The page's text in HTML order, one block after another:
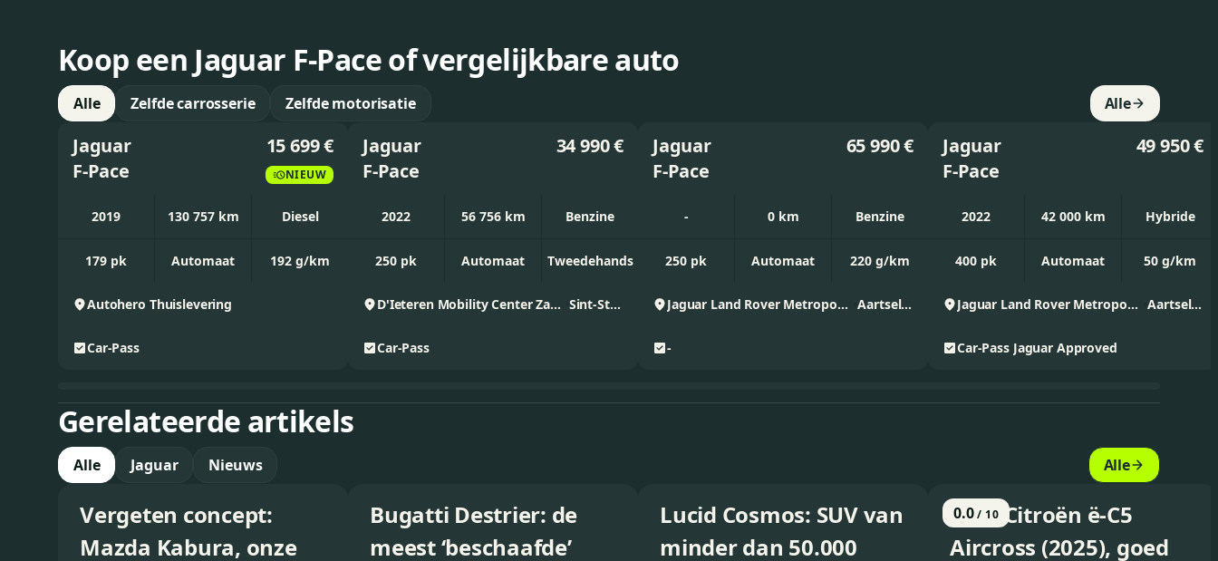
Koop een Jaguar F-Pace of vergelijkbare auto
Alle Zelfde carrosserie Zelfde motorisatie Alle
Jaguar
F-Pace
15 699 €
NIEUW
2019 130 757 km Diesel
179 pk Automaat 192 g/km
Autohero Thuislevering
Car-Pass
Jaguar
F-Pace
34 990 €
2022 56 756 km Benzine
250 pk Automaat Tweedehands
D'Ieteren Mobility Center Zaventem - Volkswagen & Commercial Vehicles Sint-Stevens-Woluwe
Car-Pass
Jaguar
F-Pace
65 990 €
- 0 km Benzine
250 pk Automaat 220 g/km
Jaguar Land Rover Metropool Zuid Aartselaar
-
Jaguar
F-Pace
49 950 €
2022 42 000 km Hybride
400 pk Automaat 50 g/km
Jaguar Land Rover Metropool Zuid Aartselaar
Car-Pass Jaguar Approved
Gerelateerde artikels
Alle Jaguar Nieuws Alle
Vergeten concept:
Mazda Kabura, onze
Bugatti Destrier: de
meest ‘beschaafde’
Lucid Cosmos: SUV van
minder dan 50.000
0.0/ 10
Test: Citroën ë-C5
Aircross (2025), goed